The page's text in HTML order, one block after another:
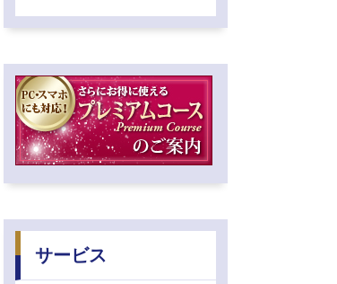
サービス